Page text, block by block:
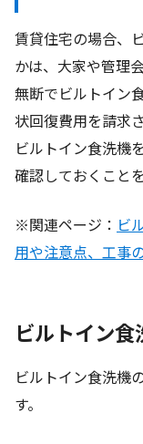
賃貸住宅の場合、
かは、大家や管理
無断でビルトイン
状回復費用を請求
ビルトイン食洗機
確認しておくこと
※関連ページ： ビ
用や注意点、工事
ビルトイン
ビルトイン食洗機
す。